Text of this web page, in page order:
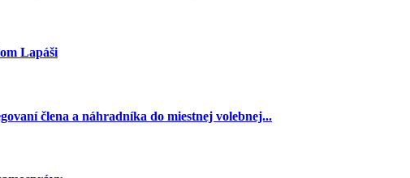
Lapáši
člena a náhradníka do miestnej volebnej...